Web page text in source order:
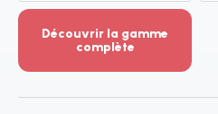
Découvrir la gamme
complète
-